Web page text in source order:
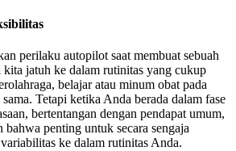
perilaku autopilot saat membuat sebuah
kita jatuh ke dalam rutinitas yang cukup
belajar atau minum obat pada
Tetapi ketika Anda berada dalam fase
bertentangan dengan pendapat umum,
penting untuk secara sengaja
ke dalam rutinitas Anda.